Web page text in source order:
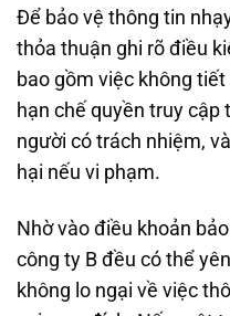
Để bảo vệ thông tin
thỏa thuận ghi rõ điều
bao gồm việc không
hạn chế quyền truy cập
người có trách nhiệm,
hại nếu vi phạm.
Nhờ vào điều khoản
công ty B đều có thể
không lo ngại về việc